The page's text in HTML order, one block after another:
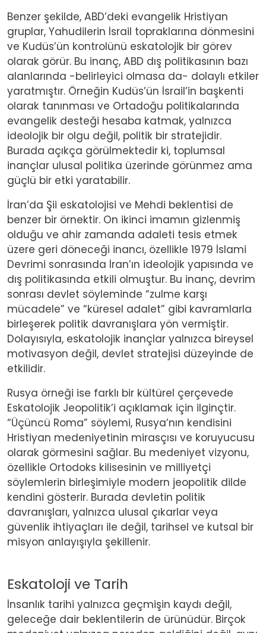
Benzer şekilde, ABD’deki evangelik Hristiyan
gruplar, Yahudilerin İsrail topraklarına dönmesini
ve Kudüs’ün kontrolünü eskatolojik bir görev
olarak görür. Bu inanç, ABD dış politikasının bazı
alanlarında -belirleyici olmasa da- dolaylı etkiler
yaratmıştır. Örneğin Kudüs’ün İsrail’in başkenti
olarak tanınması ve Ortadoğu politikalarında
evangelik desteği hesaba katmak, yalnızca
ideolojik bir olgu değil, politik bir stratejidir.
Burada açıkça görülmektedir ki, toplumsal
inançlar ulusal politika üzerinde görünmez ama
güçlü bir etki yaratabilir.
İran’da Şii eskatolojisi ve Mehdi beklentisi de
benzer bir örnektir. On ikinci imamın gizlenmiş
olduğu ve ahir zamanda adaleti tesis etmek
üzere geri döneceği inancı, özellikle 1979 İslami
Devrimi sonrasında İran’ın ideolojik yapısında ve
dış politikasında etkili olmuştur. Bu inanç, devrim
sonrası devlet söyleminde “zulme karşı
mücadele” ve “küresel adalet” gibi kavramlarla
birleşerek politik davranışlara yön vermiştir.
Dolayısıyla, eskatolojik inançlar yalnızca bireysel
motivasyon değil, devlet stratejisi düzeyinde de
etkilidir.
Rusya örneği ise farklı bir kültürel çerçevede
Eskatolojik Jeopolitik’i açıklamak için ilginçtir.
“Üçüncü Roma” söylemi, Rusya’nın kendisini
Hristiyan medeniyetinin mirasçısı ve koruyucusu
olarak görmesini sağlar. Bu medeniyet vizyonu,
özellikle Ortodoks kilisesinin ve milliyetçi
söylemlerin birleşimiyle modern jeopolitik dilde
kendini gösterir. Burada devletin politik
davranışları, yalnızca ulusal çıkarlar veya
güvenlik ihtiyaçları ile değil, tarihsel ve kutsal bir
misyon anlayışıyla şekillenir.
Eskatoloji ve Tarih
İnsanlık tarihi yalnızca geçmişin kaydı değil,
geleceğe dair beklentilerin de ürünüdür. Birçok